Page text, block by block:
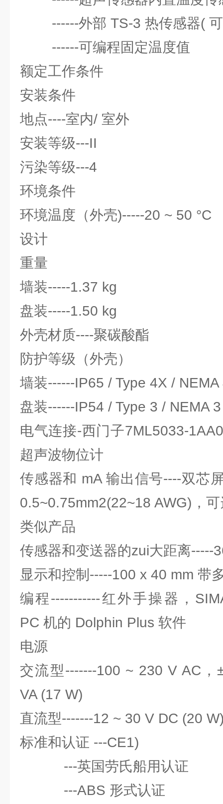
------外部 TS-3 热传感器(
------可编程固定温度值
额定工作条件
安装条件
地点----室内/ 室外
安装等级---II
污染等级---4
环境条件
环境温度（外壳)-----20 ~ 50 °C
设计
重量
墙装-----1.37 kg
盘装-----1.50 kg
外壳材质----聚碳酸酯
防护等级（外壳）
墙装------IP65 / Type 4X / NEMA
盘装------IP54 / Type 3 / NEMA 3
电气连接-西门子7ML5033-
超声波物位计
传感器和 mA 输出信号----双芯
0.5~0.75mm2(22~18 AWG)，
类似产品
传感器和变送器的zui大距离-----
显示和控制-----100 x 40 mm 带
编程-----------红外手操器，
PC 机的 Dolphin Plus 软件
电源
交流型-------100 ~ 230 V AC
VA (17 W)
直流型-------12 ~ 30 V DC (20
标准和认证 ---CE1)
---英国劳氏船用认证
---ABS 形式认证